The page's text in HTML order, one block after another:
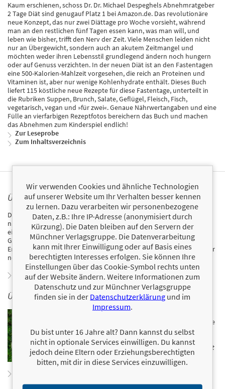
Kaum erschienen, schoss Dr. Dr. Michael Despeghels Abnehmratgeber
2 Tage Diät sind genugauf Platz 1 bei Amazon.de. Das revolutionäre
neue Konzept, das nur zwei Diättage pro Woche vorsieht, während
man an den restlichen fünf Tagen essen kann, was man will, und
leben wie bisher, trifft den Nerv der Zeit. Viele Menschen leiden nicht
nur an Übergewicht, sondern auch an akutem Zeitmangel und
möchten weder ihren Lebensstil grundlegend ändern noch hungern
oder auf Genuss verzichten. In der neuen Diät ist an den Fastentagen
eine 500-Kalorien-Mahlzeit vorgesehen, die reich an Proteinen und
Vitaminen ist, aber nur wenige Kohlenhydrate enthält. Dieses Buch
liefert 115 köstliche neue Rezepte für diese Fastentage, unterteilt in
die Rubriken Suppen, Brunch, Salate, Geflügel, Fleisch, Fisch,
vegetarisch, vegan und »für zwei«. Genaue Nährwertangaben und eine
Fülle an vierfarbigen Rezeptfotos bereichern das Buch und machen
das Abnehmen zum Kinderspiel endlich!
Zur Leseprobe
Zum Inhaltsverzeichnis
ÜBER MICHAEL DESPEGHEL
Dr. Dr. Michael Despeghel ist Sportwissenschaftler und Spezialist für
nachhaltige Lebensstiländerung und gesunde Lebensführung. Er ist
ein erfahrener Referent zu Fitness-, Präventions- und
Gesundheitsthemen und bekannt durch zahlreiche Fernsehauftritte.
Er publizierte mehrere erfolgreiche Bücher, darunter „Was können wir
noch essen?“.
Zum Profil von Michael Despeghel
ÜBER DORIS MULIAR
Doris Muliar ist erfolgreiche Kochbuchautorin mit dem
Schwerpunkt gesunde Ernährung. Im riva Verlag hat sie
bei Bestsellern wieLow Carb(mit Dr. Nicolai Worm)
mitgewirkt sowie zahlreiche eigene Bücher
herausgebracht, darunter den BestsellerAbnehmen mit
dem Thermomix®.
Wir verwenden Cookies und ähnliche Technologien
auf unserer Website um Ihr Verhalten besser kennen
zu lernen. Dazu verarbeiten wir personenbezogene
Daten, z.B.: Ihre IP-Adresse (anonymisiert durch
Kürzung). Die Daten bleiben auf den Servern der
Münchner Verlagsgruppe. Die Datenverarbeitung
kann mit Ihrer Einwilligung oder auf Basis eines
berechtigten Interesses erfolgen. Sie können Ihre
Einstellungen über das Cookie-Symbol rechts unten
auf der Website ändern. Weitere Informationen zum
Datenschutz und zur Münchner Verlagsgruppe
finden sie in der Datenschutzerklärung und im
Impressum.
Du bist unter 16 Jahre alt? Dann kannst du selbst
nicht in optionale Services einwilligen. Du kannst
jedoch deine Eltern oder Erziehungsberechtigten
bitten, mit dir in diese Services einzuwilligen.